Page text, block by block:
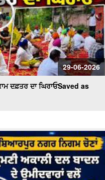
29-06-2026
ਦਫ਼ਤਰ ਦਾ ਘਿਰਾਓSaved as